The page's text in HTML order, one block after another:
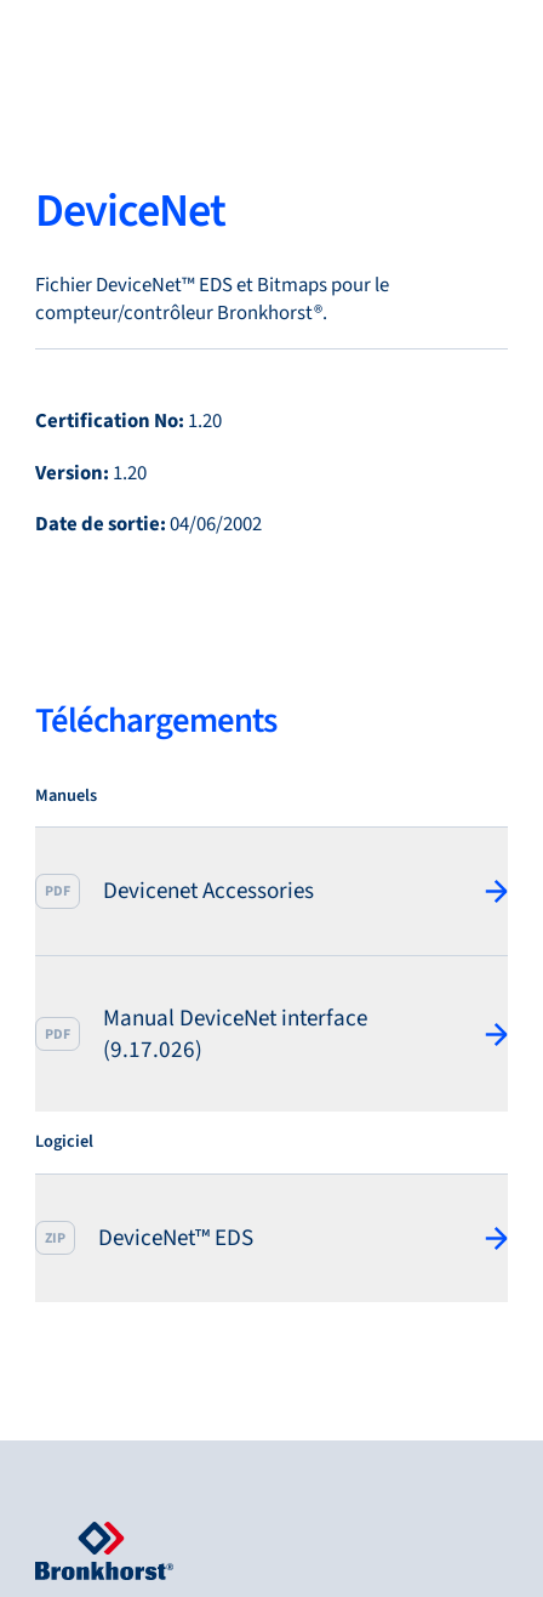
Recherche... FR
Produits
Applications
Académie Flow
DeviceNet
Fichier DeviceNet™ EDS et Bitmaps pour le
compteur/contrôleur Bronkhorst®.
Certification No: 1.20
Version: 1.20
Date de sortie:04/06/2002
Téléchargements
Manuels
PDF Devicenet Accessories
PDF
Manual DeviceNet interface
(9.17.026)
Logiciel
ZIP DeviceNet™ EDS